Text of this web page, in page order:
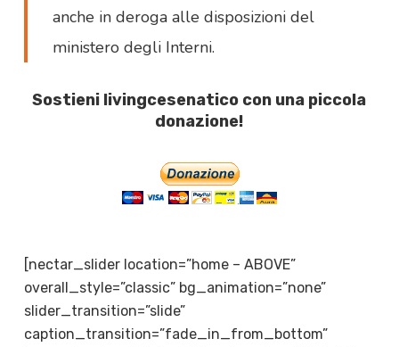
anche in deroga alle disposizioni del
ministero degli Interni.
Sostieni livingcesenatico con una piccola
donazione!
[nectar_slider location=”home – ABOVE”
overall_style=”classic” bg_animation=”none”
slider_transition=”slide”
caption_transition=”fade_in_from_bottom”